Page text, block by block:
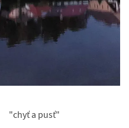
"chyť a pusť"